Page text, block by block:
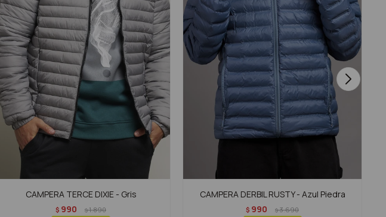
CAMPERA TERCE DIXIE - Gris
$ 990 $1.890
CAMPERA DERBIL RUSTY - Azul Piedra
$ 990 $3.690